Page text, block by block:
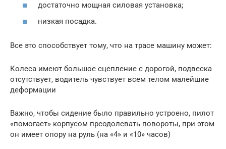
достаточно мощная силовая установка;
низкая посадка.
Все это способствует тому, что на трасе машину может:
Колеса имеют большое сцепление с дорогой, подвеска
отсутствует, водитель чувствует всем телом малейшие
деформации
Важно, чтобы сидение было правильно устроено, пилот
«помогает» корпусом преодолевать повороты, при этом
он имеет опору на руль (на «4» и «10» часов)